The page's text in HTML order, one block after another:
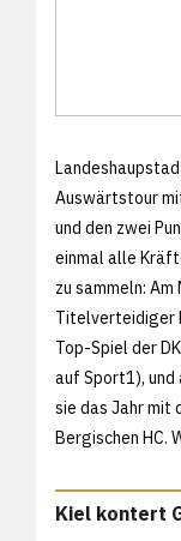
Auswärtstour
und den zwei
einmal alle
zu sammeln:
Titelverteidiger
Top-Spiel der
auf Sport1),
sie das Jahr mit
Bergischen HC.
Kiel kontert